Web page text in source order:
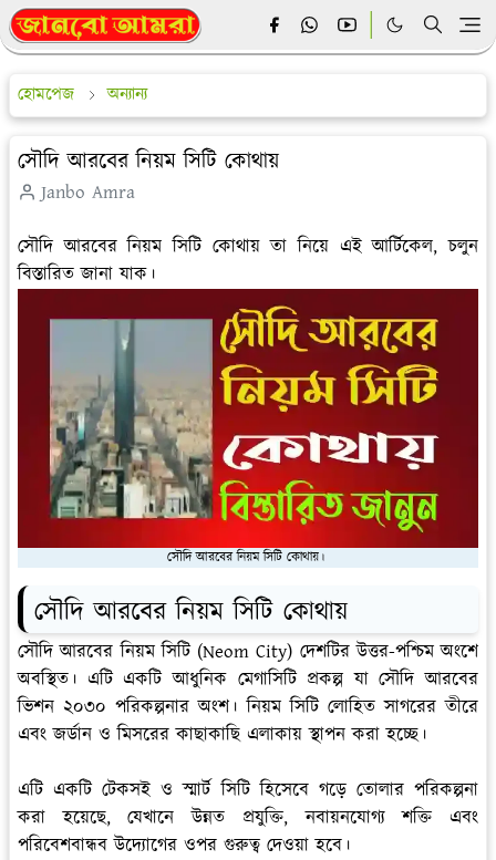
হোমপেজ অন্যান্য
সৌদি আরবের নিয়ম সিটি কোথায়
Janbo Amra
সৌদি আরবের নিয়ম সিটি কোথায় তা নিয়ে এই আর্টিকেল, চলুন
বিস্তারিত জানা যাক।
সৌদি আরবের নিয়ম সিটি কোথায়।
সৌদি আরবের নিয়ম সিটি কোথায়
সৌদি আরবের নিয়ম সিটি (Neom City) দেশটির উত্তর-পশ্চিম অংশে
অবস্থিত। এটি একটি আধুনিক মেগাসিটি প্রকল্প যা সৌদি আরবের
ভিশন ২০৩০ পরিকল্পনার অংশ। নিয়ম সিটি লোহিত সাগরের তীরে
এবং জর্ডান ও মিসরের কাছাকাছি এলাকায় স্থাপন করা হচ্ছে।
এটি একটি টেকসই ও স্মার্ট সিটি হিসেবে গড়ে তোলার পরিকল্পনা
করা হয়েছে, যেখানে উন্নত প্রযুক্তি, নবায়নযোগ্য শক্তি এবং
পরিবেশবান্ধব উদ্যোগের ওপর গুরুত্ব দেওয়া হবে।